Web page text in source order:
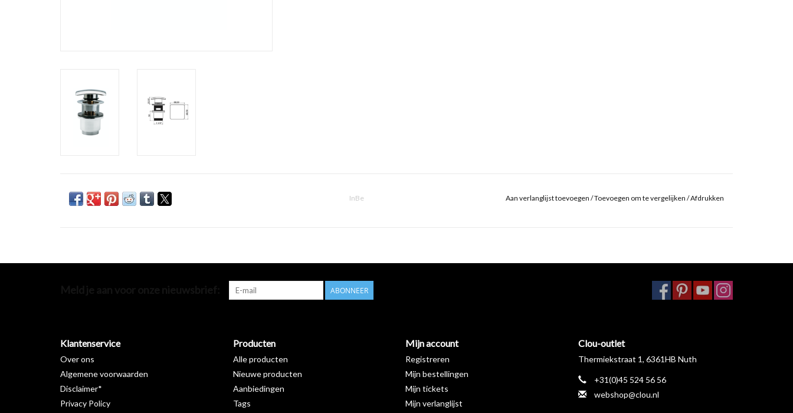
InBe Aan verlanglijst toevoegen /Toevoegen om te vergelijken /Afdrukken
ABONNEER
Klantenservice
Over ons
Algemene voorwaarden
Disclaimer*
Privacy Policy
Producten
Alle producten
Nieuwe producten
Aanbiedingen
Tags
Mijn account
Registreren
Mijn bestellingen
Mijn tickets
Mijn verlanglijst
Clou-outlet
Thermiekstraat 1, 6361HB Nuth
+31(0)45 524 56 56
webshop@clou.nl